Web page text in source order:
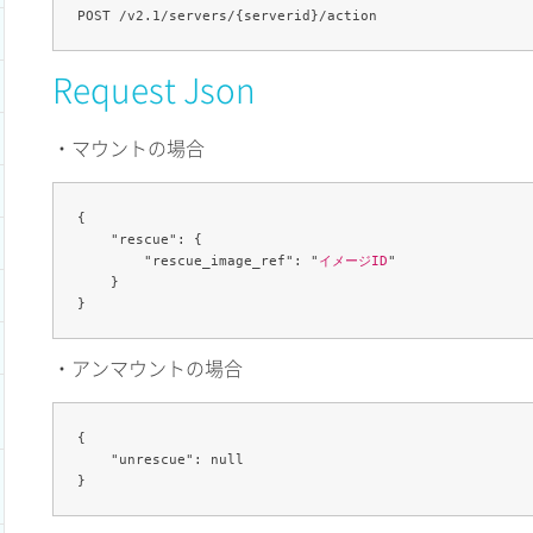
Request Json
・マウントの場合
{
    "rescue": {
        "rescue_image_ref": "
イメージID"
    }
・アンマウントの場合
{
    "unrescue": null